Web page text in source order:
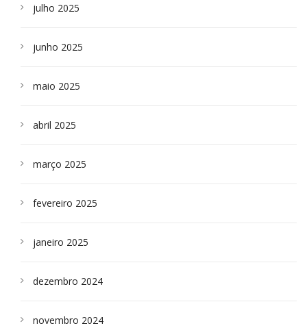
julho 2025
junho 2025
maio 2025
abril 2025
março 2025
fevereiro 2025
janeiro 2025
dezembro 2024
novembro 2024